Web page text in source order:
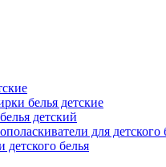
белья детские
детский
для детского
белья